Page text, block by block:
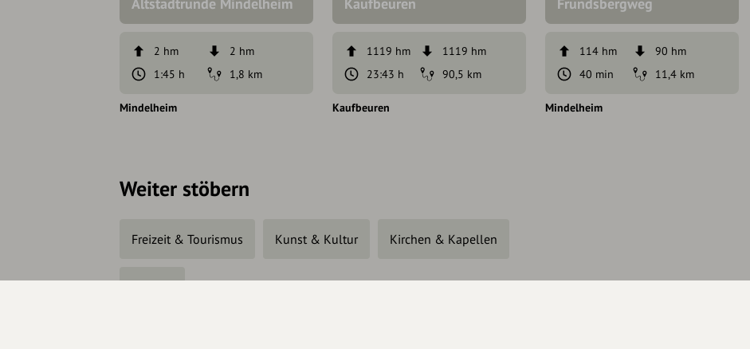
2 hm
2 hm
1:45 h
1,8 km
Mindelheim
1119 hm
1119 hm
23:43 h
90,5 km
Kaufbeuren
114 hm
90 hm
40 min
11,4 km
Mindelheim
Weiter stöbern
Freizeit & Tourismus Kunst & Kultur Kirchen & Kapellen